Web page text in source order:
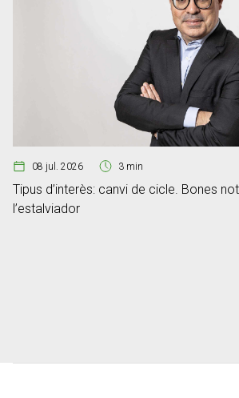
08 jul. 2026 3 min
Tipus d’interès: canvi de cicle. Bones
l’estalviador